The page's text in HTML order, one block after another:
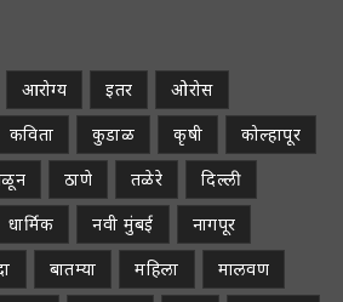
आरोग्य इतर
ओरोस
कविता कुडाळ कृषी
कोल्हापूर
ठाणे तळेरे
दिल्ली
धार्मिक नवी मुंबई
नागपूर
बातम्या महिला
मालवण